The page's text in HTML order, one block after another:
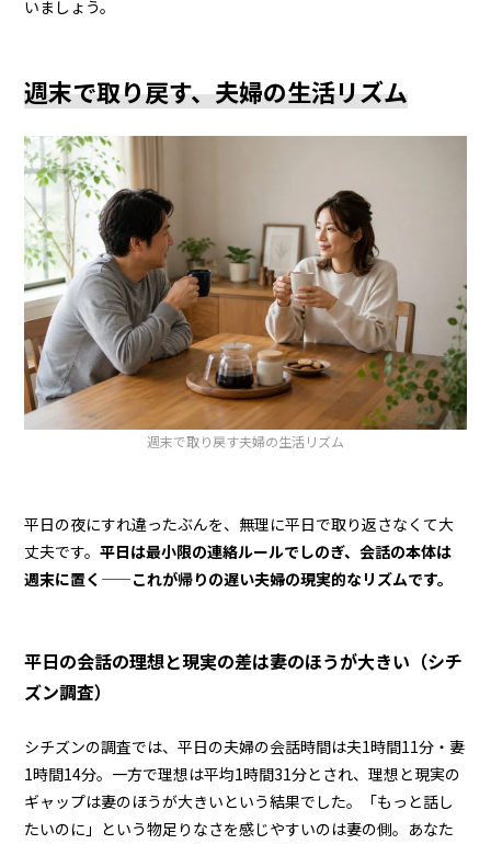
いましょう。
週末で取り戻す、夫婦の生活リズム
週末で取り戻す夫婦の生活リズム
平日の夜にすれ違ったぶんを、無理に平日で取り返さなくて大
丈夫です。平日は最小限の連絡ルールでしのぎ、会話の本体は
週末に置く——これが帰りの遅い夫婦の現実的なリズムです。
平日の会話の理想と現実の差は妻のほうが大きい（シチ
ズン調査）
シチズンの調査では、平日の夫婦の会話時間は夫1時間11分・妻
1時間14分。一方で理想は平均1時間31分とされ、理想と現実の
ギャップは妻のほうが大きいという結果でした。「もっと話し
たいのに」という物足りなさを感じやすいのは妻の側。あなた